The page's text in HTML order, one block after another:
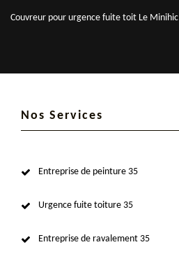
Couvreur pour urgence fuite toit Le Minihic
Nos Services
Entreprise de peinture 35
Urgence fuite toiture 35
Entreprise de ravalement 35